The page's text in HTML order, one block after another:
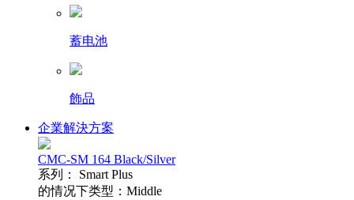
蓄电池
飾品
企業解決方案
CMC-SM 164 Black/Silver
系列： Smart Plus
的情况下类型：Middle